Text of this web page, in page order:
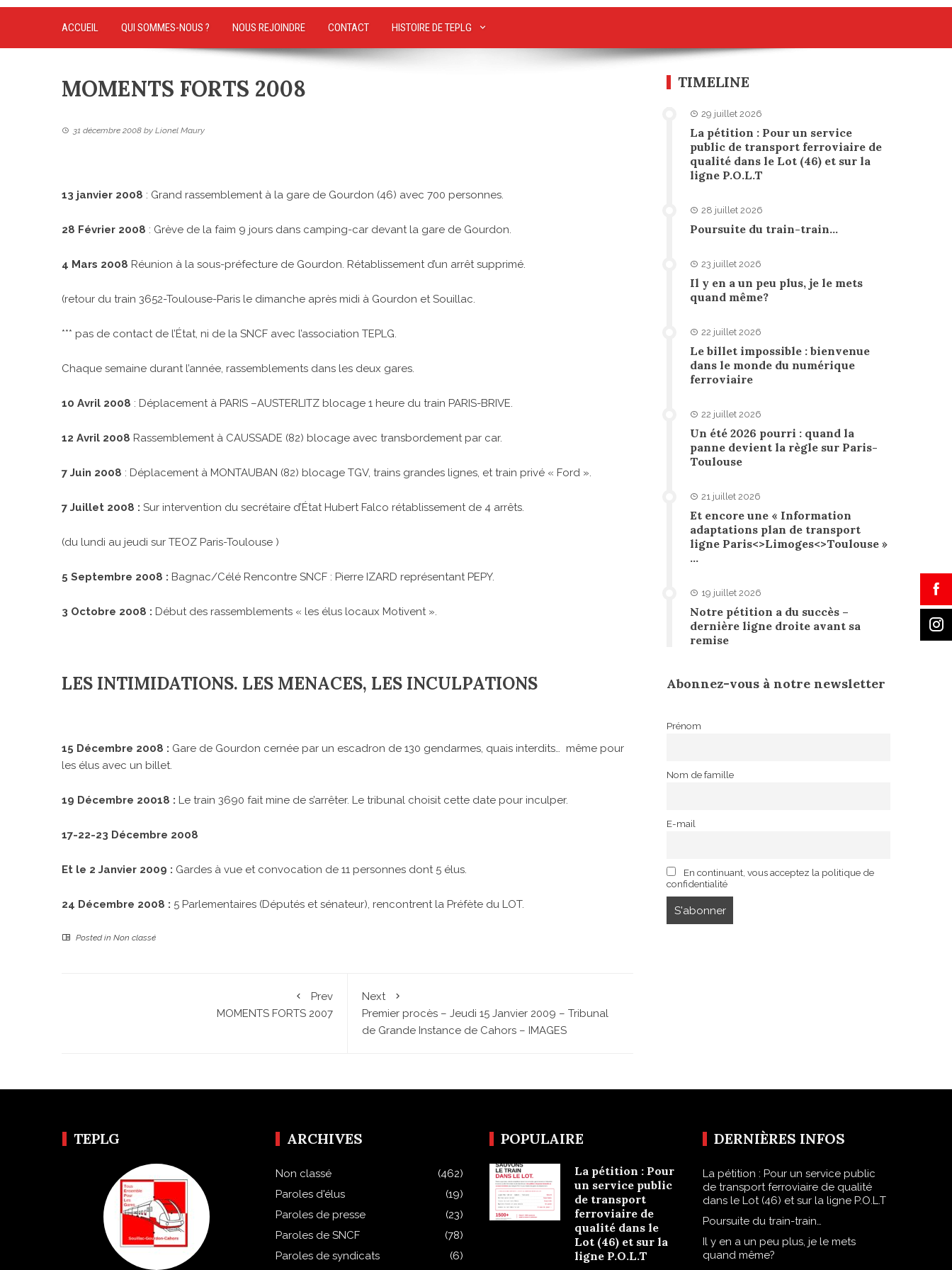
ACCUEIL QUI SOMMES-NOUS ? NOUS REJOINDRE CONTACT HISTOIRE DE TEPLG
MOMENTS FORTS 2008
31 décembre 2008 by Lionel Maury
13 janvier 2008 : Grand rassemblement à la gare de Gourdon (46) avec 700 personnes.
28 Février 2008 : Grève de la faim 9 jours dans camping-car devant la gare de Gourdon.
4 Mars 2008 Réunion à la sous-préfecture de Gourdon. Rétablissement d’un arrêt supprimé.
(retour du train 3652-Toulouse-Paris le dimanche après midi à Gourdon et Souillac.
*** pas de contact de l’État, ni de la SNCF avec l’association TEPLG.
Chaque semaine durant l’année, rassemblements dans les deux gares.
10 Avril 2008 : Déplacement à PARIS –AUSTERLITZ blocage 1 heure du train PARIS-BRIVE.
12 Avril 2008 Rassemblement à CAUSSADE (82) blocage avec transbordement par car.
7 Juin 2008 : Déplacement à MONTAUBAN (82) blocage TGV, trains grandes lignes, et train privé « Ford ».
7 Juillet 2008 : Sur intervention du secrétaire d’État Hubert Falco rétablissement de 4 arrêts.
(du lundi au jeudi sur TEOZ Paris-Toulouse )
5 Septembre 2008 : Bagnac/Célé Rencontre SNCF : Pierre IZARD représentant PEPY.
3 Octobre 2008 : Début des rassemblements « les élus locaux Motivent ».
LES INTIMIDATIONS. LES MENACES, LES INCULPATIONS
15 Décembre 2008 : Gare de Gourdon cernée par un escadron de 130 gendarmes, quais interdits… même pour
les élus avec un billet.
19 Décembre 20018 : Le train 3690 fait mine de s’arrêter. Le tribunal choisit cette date pour inculper.
17-22-23 Décembre 2008
Et le 2 Janvier 2009 : Gardes à vue et convocation de 11 personnes dont 5 élus.
24 Décembre 2008 : 5 Parlementaires (Députés et sénateur), rencontrent la Préfète du LOT.
Posted in Non classé
Prev
MOMENTS FORTS 2007
Next
Premier procès – Jeudi 15 Janvier 2009 – Tribunal
de Grande Instance de Cahors – IMAGES
TIMELINE
29 juillet 2026
La pétition : Pour un service
public de transport ferroviaire de
qualité dans le Lot (46) et sur la
ligne P.O.L.T
28 juillet 2026
Poursuite du train-train…
23 juillet 2026
Il y en a un peu plus, je le mets
quand même?
22 juillet 2026
Le billet impossible : bienvenue
dans le monde du numérique
ferroviaire
22 juillet 2026
Un été 2026 pourri : quand la
panne devient la règle sur Paris-
Toulouse
21 juillet 2026
Et encore une « Information
adaptations plan de transport
ligne Paris<>Limoges<>Toulouse »
…
19 juillet 2026
Notre pétition a du succès –
dernière ligne droite avant sa
remise
Abonnez-vous à notre newsletter
Prénom
Nom de famille
E-mail
En continuant, vous acceptez la politique de
confidentialité
TEPLG ARCHIVES
Non classé
(462)
Paroles d'élus
(19)
Paroles de presse
(23)
Paroles de SNCF
(78)
Paroles de syndicats
(6)
POPULAIRE
La pétition : Pour
un service public
de transport
ferroviaire de
qualité dans le
Lot (46) et sur la
ligne P.O.L.T
DERNIÈRES INFOS
La pétition : Pour un service public
de transport ferroviaire de qualité
dans le Lot (46) et sur la ligne P.O.L.T
Poursuite du train-train…
Il y en a un peu plus, je le mets
quand même?